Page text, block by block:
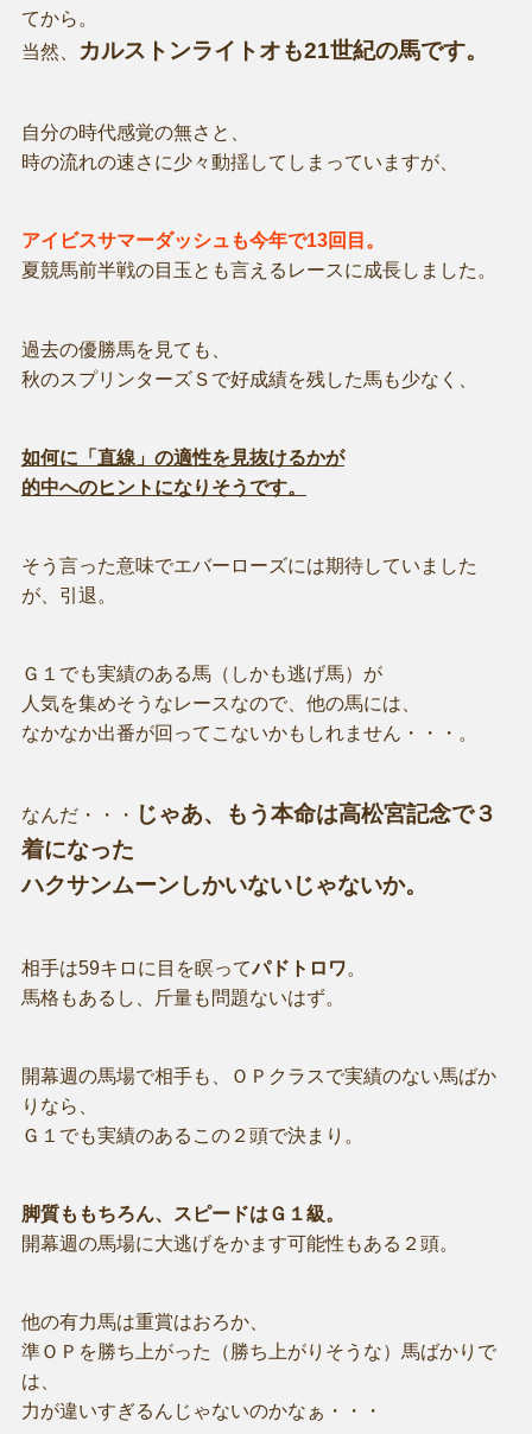
てから。
当然、
カルストンライトオも21世紀の馬です。
自分の時代感覚の無さと、
時の流れの速さに少々動揺してしまっていますが、
アイビスサマーダッシュも今年で13回目。
夏競馬前半戦の目玉とも言えるレースに成長しました。
過去の優勝馬を見ても、
秋のスプリンターズＳで好成績を残した馬も少なく、
如何に「直線」の適性を見抜けるかが
的中へのヒントになりそうです。
そう言った意味でエバーローズには期待していました
が、引退。
Ｇ１でも実績のある馬（しかも逃げ馬）が
人気を集めそうなレースなので、他の馬には、
なかなか出番が回ってこないかもしれません・・・。
なんだ・・・ じゃあ、もう本命は高松宮記念で３
着になった
ハクサンムーンしかいないじゃないか。
相手は59キロに目を瞑ってパドトロワ。
馬格もあるし、斤量も問題ないはず。
開幕週の馬場で相手も、ＯＰクラスで実績のない馬ばか
りなら、
Ｇ１でも実績のあるこの２頭で決まり。
脚質ももちろん、スピードはＧ１級。
開幕週の馬場に大逃げをかます可能性もある２頭。
他の有力馬は重賞はおろか、
準ＯＰを勝ち上がった（勝ち上がりそうな）馬ばかりで
は、
力が違いすぎるんじゃないのかなぁ・・・